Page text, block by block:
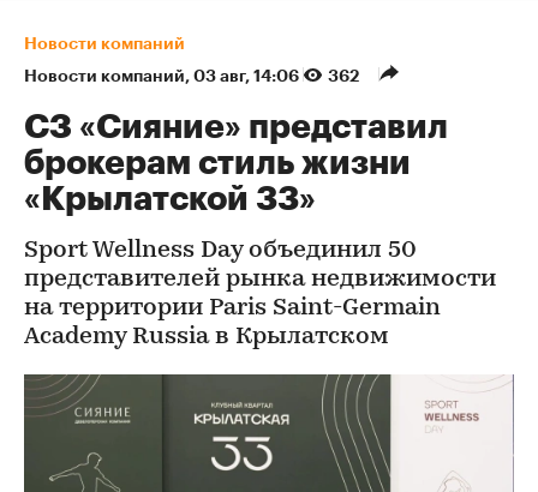
Новости компаний
Новости компаний⁠, 03 авг, 14:06 362
СЗ «Сияние» представил
брокерам стиль жизни
«Крылатской 33»
Sport Wellness Day объединил 50
представителей рынка недвижимости
на территории Paris Saint-Germain
Academy Russia в Крылатском